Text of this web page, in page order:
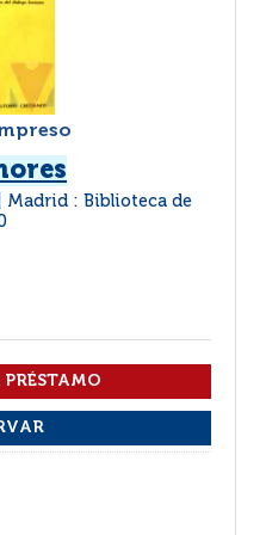
Madrid : Biblioteca de